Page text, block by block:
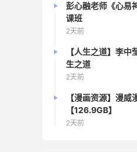
彭心融老师《心易
课班
2天前
【人生之道】李
生之道
2天前
【漫画资源】漫
【126.9GB】
2天前